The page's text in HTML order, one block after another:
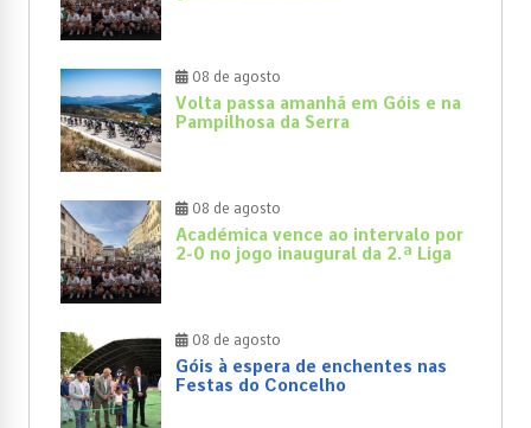
08 de agosto
Volta passa amanhã em Góis e na
Pampilhosa da Serra
08 de agosto
Académica vence ao intervalo por
2-0 no jogo inaugural da 2.ª Liga
08 de agosto
Góis à espera de enchentes nas
Festas do Concelho